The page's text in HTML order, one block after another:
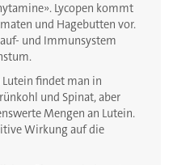
Lycopen kommt
und Hagebutten vor.
und Immunsystem
findet man in
und Spinat, aber
Mengen an Lutein.
Wirkung auf die